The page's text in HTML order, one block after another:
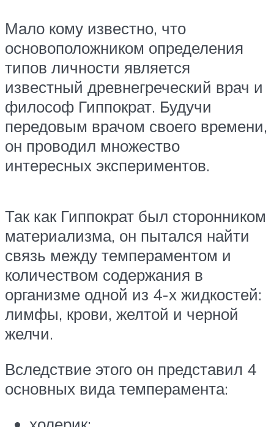
Мало кому известно, что
основоположником определения
типов личности является
известный древнегреческий врач и
философ Гиппократ. Будучи
передовым врачом своего времени,
он проводил множество
интересных экспериментов.
Так как Гиппократ был сторонником
материализма, он пытался найти
связь между темпераментом и
количеством содержания в
организме одной из 4-х жидкостей:
лимфы, крови, желтой и черной
желчи.
Вследствие этого он представил 4
основных вида темперамента: